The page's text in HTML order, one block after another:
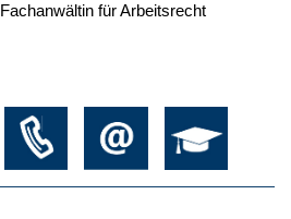
Fachanwältin für Arbeitsrecht